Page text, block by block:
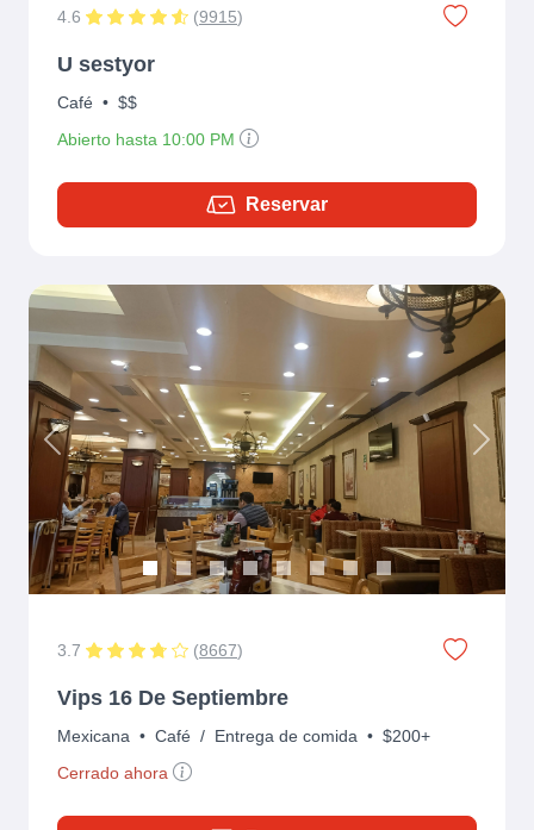
4.6 (9915)
U sestyor
Café • $$
Abierto hasta 10:00 PM
Reservar
Previous Next
3.7 (8667)
Vips 16 De Septiembre
Mexicana • Café / Entrega de comida • $200+
Cerrado ahora